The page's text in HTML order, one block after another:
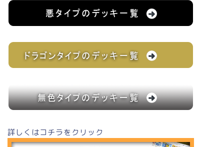
詳しくはコチラをクリック